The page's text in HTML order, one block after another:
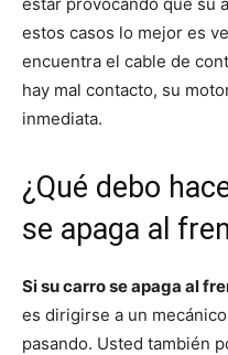
estos casos lo mejor es
encuentra el cable de
hay mal contacto, su
inmediata.
¿Qué debo
se apaga al
Si su carro se apaga al
es dirigirse a un
pasando. Usted también